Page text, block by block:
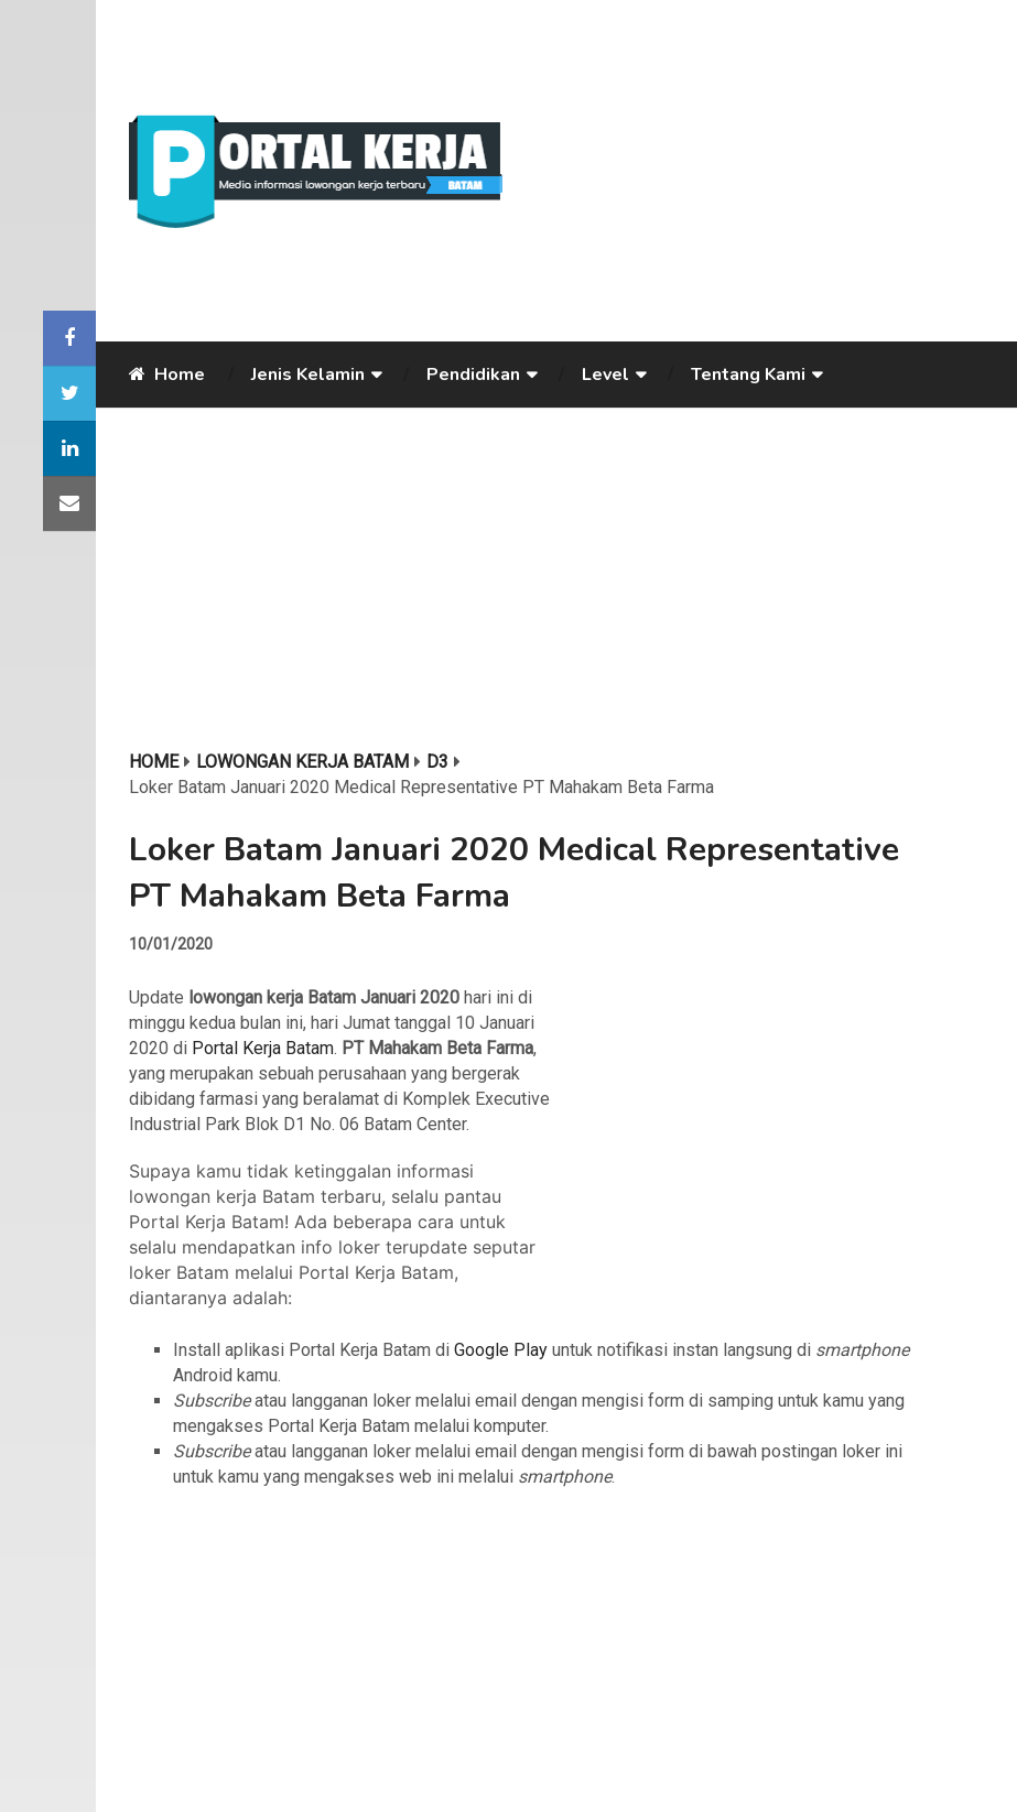
Home Jenis Kelamin Pendidikan Level Tentang Kami
HOME LOWONGAN KERJA BATAM
D3
Loker Batam Januari 2020 Medical Representative PT Mahakam Beta Farma
Loker Batam Januari 2020 Medical Representative
PT Mahakam Beta Farma
10/01/2020
Update lowongan kerja Batam Januari 2020 hari ini di
minggu kedua bulan ini, hari Jumat tanggal 10 Januari
2020 di Portal Kerja Batam. PT Mahakam Beta Farma,
yang merupakan sebuah perusahaan yang bergerak
dibidang farmasi yang beralamat di Komplek Executive
Industrial Park Blok D1 No. 06 Batam Center.
Supaya kamu tidak ketinggalan informasi
lowongan kerja Batam terbaru, selalu pantau
Portal Kerja Batam! Ada beberapa cara untuk
selalu mendapatkan info loker terupdate seputar
loker Batam melalui Portal Kerja Batam,
diantaranya adalah:
Install aplikasi Portal Kerja Batam di Google Play untuk notifikasi instan langsung di smartphone
Android kamu.
Subscribeatau langganan loker melalui email dengan mengisi form di samping untuk kamu yang
mengakses Portal Kerja Batam melalui komputer.
Subscribeatau langganan loker melalui email dengan mengisi form di bawah postingan loker ini
untuk kamu yang mengakses web ini melalui smartphone.